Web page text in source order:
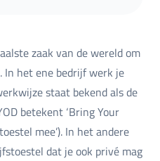
zaak van de wereld om
het ene bedrijf werk je
staat bekend als de
betekent ‘Bring Your
mee’). In het andere
dat je ook privé mag